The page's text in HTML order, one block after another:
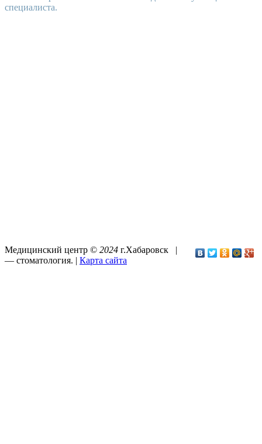
специалиста.
Медицинский центр © 2024 г.Хабаровск |
— стоматология. | Карта сайта